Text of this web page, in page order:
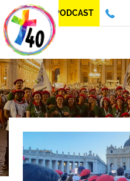
PODCAST
Panneau de gestion des